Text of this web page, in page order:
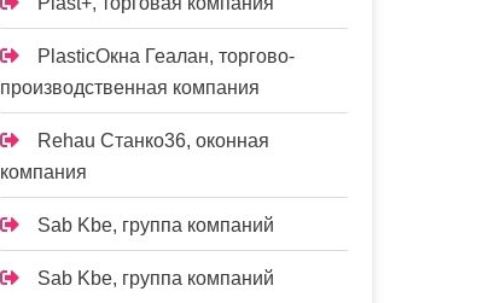
PlasticОкна Геалан, торгово-
производственная компания
Rehau Станко36, оконная
компания
Sab Kbe, группа компаний
Sab Kbe, группа компаний